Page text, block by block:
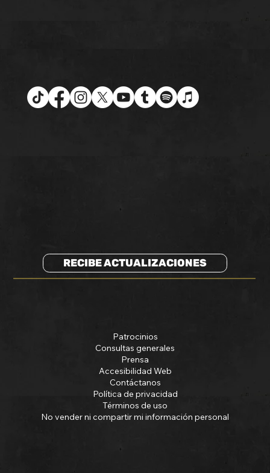
RECIBE ACTUALIZACIONES
Patrocinios
Consultas generales
Prensa
Accesibilidad Web
Contáctanos
Política de privacidad
Términos de uso
No vender ni compartir mi información personal